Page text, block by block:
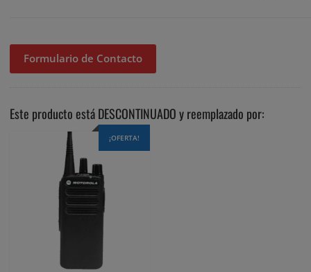
Formulario de Contacto
Este producto está DESCONTINUADO y reemplazado por:
¡OFERTA!